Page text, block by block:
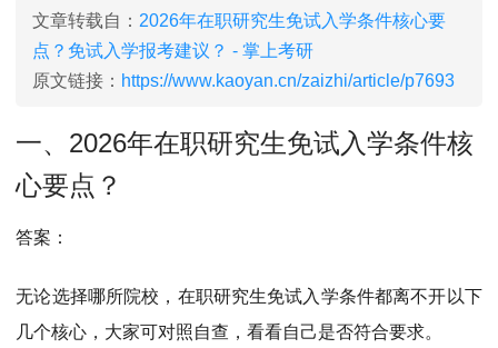
MPA公共管理
院校库 考试报名 招生政策 学制学费
MPAcc会计专硕
院校库 考试报名
考试真题
MTA旅游管理
院校库 考试报名 招生政策 学制学费
报名流程
文章转载自： 2026年在职研究生免试入学条件核心要
点？免试入学报考建议？ - 掌上考研
原文链接： https://www.kaoyan.cn/zaizhi/article/p7693
一、2026年在职研究生免试入学条件核
心要点？
答案：
无论选择哪所院校，在职研究生免试入学条件都离不开以下
几个核心，大家可对照自查，看看自己是否符合要求。